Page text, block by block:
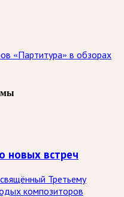
«Партитура» в обзорах
новых встреч
Третьему
композиторов